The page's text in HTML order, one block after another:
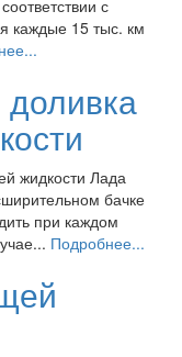
с
каждые 15 тыс. км
жидкости Лада
бачке
при каждом
Подробнее...